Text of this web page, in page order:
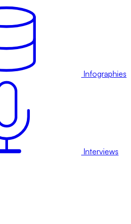
Infographies
Interviews